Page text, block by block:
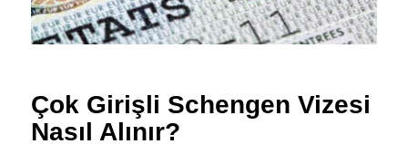
Çok Girişli Schengen Vizesi
Nasıl Alınır?